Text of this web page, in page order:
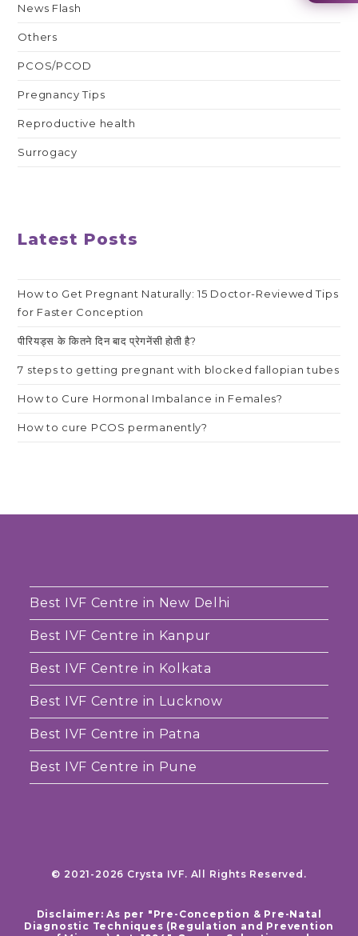
News Flash
Others
PCOS/PCOD
Pregnancy Tips
Reproductive health
Surrogacy
Latest Posts
How to Get Pregnant Naturally: 15 Doctor-Reviewed Tips
for Faster Conception
पीरियड्स के कितने दिन बाद प्रेगनेंसी होती है?
7 steps to getting pregnant with blocked fallopian tubes
How to Cure Hormonal Imbalance in Females?
How to cure PCOS permanently?
Best IVF Centre in New Delhi
Best IVF Centre in Kanpur
Best IVF Centre in Kolkata
Best IVF Centre in Lucknow
Best IVF Centre in Patna
Best IVF Centre in Pune
© 2021-2026 Crysta IVF. All Rights Reserved.
Disclaimer: As per "Pre-Conception & Pre-Natal
Diagnostic Techniques (Regulation and Prevention